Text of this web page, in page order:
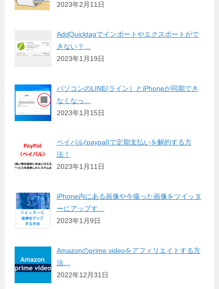
2023年2月11日
AddQuicktagでインポートやエクスポートがで
きない？…
2023年1月19日
パソコンのLINE(ライン）とiPhoneが同期でき
なくなっ…
2023年1月15日
ペイパル(paypal)で定期支払いを解約する方
法！
2023年1月11日
iPhone内にある画像や今撮った画像をツイッタ
ーにアップす…
2023年1月9日
Amazonのprime videoをアフィリエイトする方
法…
2022年12月31日